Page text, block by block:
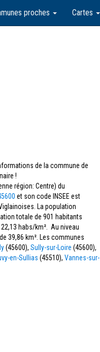
proches Cartes
de la commune de
!
région: Centre) du
et son code INSEE est
La population
totale de 901 habitants
habs/km². Au niveau
39,86 km². Les communes
(45600), Sully-sur-Loire (45600),
en-Sullias (45510), Vannes-sur-